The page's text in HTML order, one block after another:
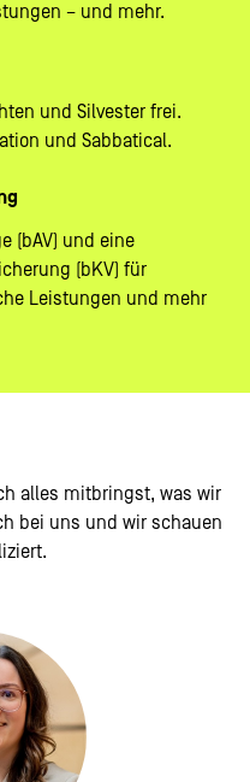
– und mehr.
und Silvester frei.
und Sabbatical.
(bAV) und eine
(bKV) für
Leistungen und mehr
alles mitbringst, was wir
bei uns und wir schauen